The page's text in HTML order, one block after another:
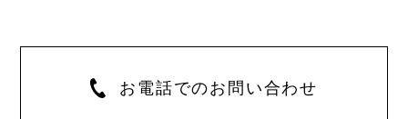
お電話でのお問い合わせ